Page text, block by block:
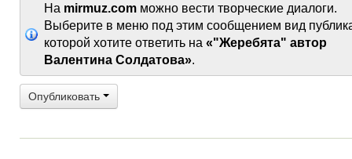
На mirmuz.com можно вести творческие диалоги.
Выберите в меню под этим сообщением вид
которой хотите ответить на «"Жеребята" автор
Валентина Солдатова».
Опубликовать